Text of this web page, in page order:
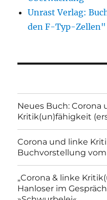
Unrast Verlag:
den F-Typ-Zellen"
Neues Buch: Corona
Kritik(un)fähigkeit
Corona und linke
Buchvorstellung vom
„Corona & linke
Hanloser im